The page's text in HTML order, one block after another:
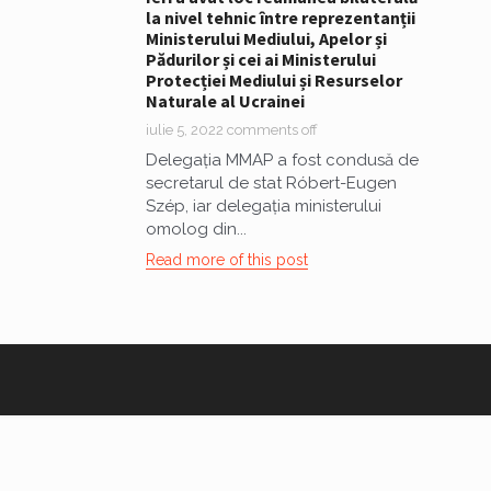
la nivel tehnic între reprezentanții
Ministerului Mediului, Apelor și
Pădurilor și cei ai Ministerului
Protecției Mediului și Resurselor
Naturale al Ucrainei
iulie 5, 2022 comments off
Delegația MMAP a fost condusă de
secretarul de stat Róbert-Eugen
Szép, iar delegația ministerului
omolog din...
Read more of this post